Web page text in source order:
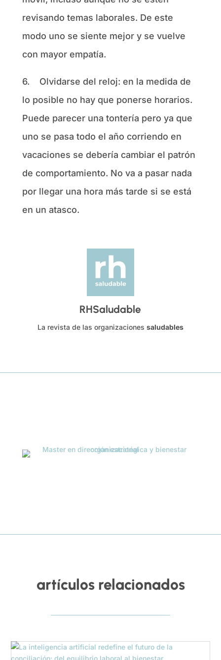
revisando temas laborales. De este
modo uno se siente mejor y se vuelve
con mayor empatía.
6. Olvidarse del reloj: en la medida de
lo posible no hay que ponerse horarios.
Puede parecer una tontería pero ya que
uno se pasa todo el año corriendo en
vacaciones se debería cambiar el patrón
de comportamiento. No va a pasar nada
por llegar una hora más tarde si se está
en un atasco.
RHSaludable
La revista de las organizaciones saludables
artículos relacionados